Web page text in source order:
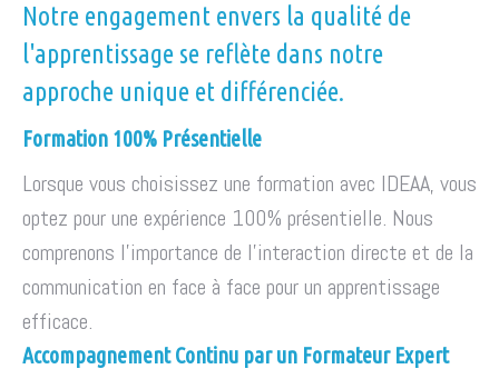
Notre engagement envers la qualité de
l'apprentissage se reflète dans notre
approche unique et différenciée.
Formation 100% Présentielle
Lorsque vous choisissez une formation avec IDEAA, vous
optez pour une expérience 100% présentielle. Nous
comprenons l'importance de l'interaction directe et de la
communication en face à face pour un apprentissage
efficace.
Accompagnement Continu par un Formateur Expert